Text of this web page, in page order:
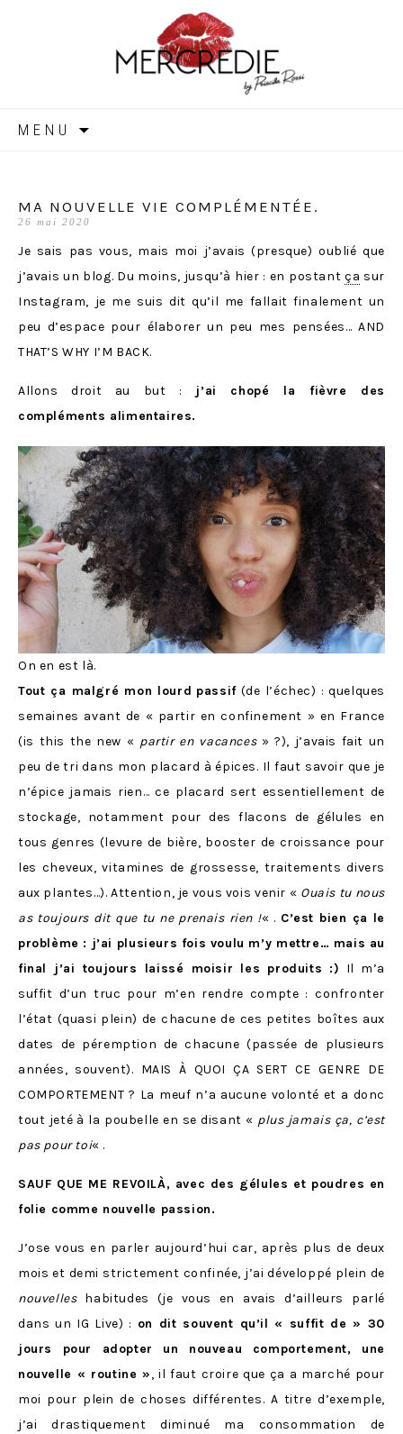
MERCREDIE
MENU
MA NOUVELLE VIE COMPLÉMENTÉE.
26 mai 2020
Je sais pas vous, mais moi j’avais (presque) oublié que
j’avais un blog. Du moins, jusqu’à hier : en postantça sur
Instagram, je me suis dit qu’il me fallait finalement un
peu d’espace pour élaborer un peu mes pensées… AND
THAT’S WHY I’M BACK.
Allons droit au but : j’ai chopé la fièvre des
compléments alimentaires.
On en est là.
Tout ça malgré mon lourd passif(de l’échec) : quelques
semaines avant de « partir en confinement » en France
(is this the new « partir en vacances» ?), j’avais fait un
peu de tri dans mon placard à épices. Il faut savoir que je
n’épice jamais rien… ce placard sert essentiellement de
stockage, notamment pour des flacons de gélules en
tous genres (levure de bière, booster de croissance pour
les cheveux, vitamines de grossesse, traitements divers
aux plantes…). Attention, je vous vois venir « Ouais tu nous
as toujours dit que tu ne prenais rien !« . C’est bien ça le
problème : j’ai plusieurs fois voulu m’y mettre… mais au
final j’ai toujours laissé moisir les produits :) Il m’a
suffit d’un truc pour m’en rendre compte : confronter
l’état (quasi plein) de chacune de ces petites boîtes aux
dates de péremption de chacune (passée de plusieurs
années, souvent). MAIS À QUOI ÇA SERT CE GENRE DE
COMPORTEMENT ? La meuf n’a aucune volonté et a donc
tout jeté à la poubelle en se disant « plus jamais ça, c’est
pas pour toi« .
SAUF QUE ME REVOILÀ, avec des gélules et poudres en
folie comme nouvelle passion.
J’ose vous en parler aujourd’hui car, après plus de deux
mois et demi strictement confinée, j’ai développé plein de
nouvelleshabitudes (je vous en avais d’ailleurs parlé
dans un IG Live) : on dit souvent qu’il « suffit de » 30
jours pour adopter un nouveau comportement, une
nouvelle « routine », il faut croire que ça a marché pour
moi pour plein de choses différentes. A titre d’exemple,
j’ai drastiquement diminué ma consommation de